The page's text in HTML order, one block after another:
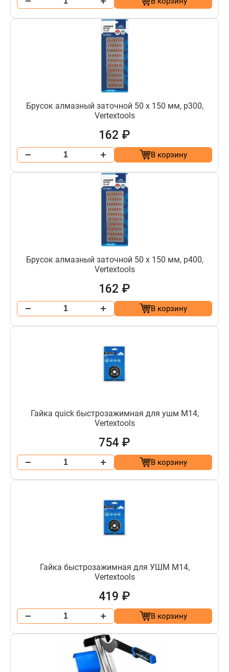
Брусок алмазный заточной 50 х 150 мм, р300,
Vertextools
162 ₽
В корзину
Брусок алмазный заточной 50 х 150 мм, р400,
Vertextools
162 ₽
В корзину
Гайка quick быстрозажимная для ушм М14,
Vertextools
754 ₽
В корзину
Гайка быстрозажимная для УШМ М14,
Vertextools
419 ₽
В корзину